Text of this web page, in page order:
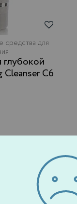
для
Cleanser C6